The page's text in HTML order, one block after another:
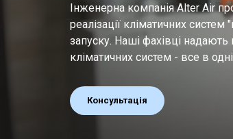
Інженерна компанія Alter Air
реалізації кліматичних
запуску. Наші фахівці надають
кліматичних систем - все в
Консультація